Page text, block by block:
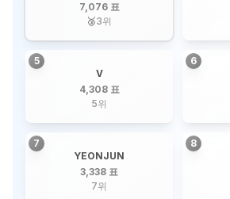
7,076 표
🥉3위
5
V
4,308 표
5위
6
7
YEONJUN
3,338 표
7위
8